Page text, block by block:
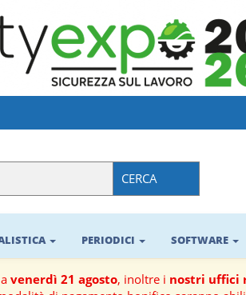
CERCA
PERIODICI SOFTWARE
venerdì 21 agosto, inoltre i nostri uffici